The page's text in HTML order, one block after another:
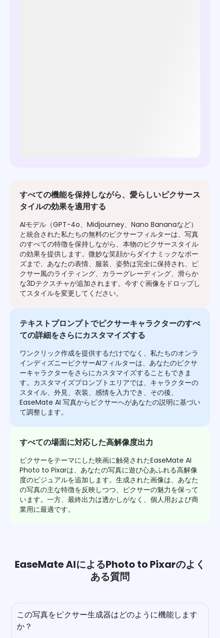
すべての機能を保持しながら、愛らしいピクサース
タイルの効果を適用する
AIモデル（GPT-4o、Midjourney、Nano Bananaなど）
と統合された私たちの無料のピクサーフィルターは、写真
のすべての特徴を保持しながら、本物のピクサースタイル
の効果を提供します。微妙な笑顔からダイナミックなポー
ズまで、あなたの表情、服装、姿勢は完全に保持され、ピ
クサー風のライティング、カラーグレーディング、滑らか
な3Dテクスチャが追加されます。今すぐ画像をドロップし
てスタイルを変更してください。
テキストプロンプトでピクサーキャラクターのすべ
ての詳細をさらにカスタマイズする
ワンクリック作成を提供するだけでなく、私たちのオンラ
インディズニーピクサーAIフィルターは、あなたのピクサ
ーキャラクターをさらにカスタマイズすることもできま
す。カスタマイズプロンプトエリアでは、キャラクターの
スタイル、外見、衣装、感情を入力でき、その後、
EaseMate AI 写真からピクサーへがあなたの説明に基づい
て調整します。
すべての場面に対応した高解像度出力
ピクサーをテーマにした映画に触発されたEaseMate AI
Photo to Pixarは、あなたの写真に遊び心あふれる高解像
度のビジュアルを追加します。生成された画像は、あなた
の写真の主な特徴を反映しつつ、ピクサーの魅力を保って
います。一方、最終出力は透かしがなく、個人用および商
業用に最適です。
EaseMate AIによるPhoto to Pixarのよく
ある質問
この写真をピクサー生成器はどのように機能します
か？